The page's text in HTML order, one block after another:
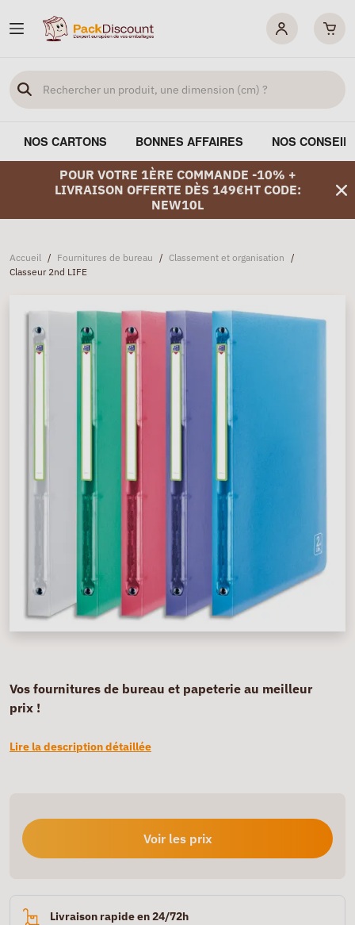
NOS CARTONS BONNES AFFAIRES NOS
POUR VOTRE 1ÈRE COMMANDE -10% +
LIVRAISON OFFERTE DÈS 149€HT CODE:
NEW10L
Accueil / Fournitures de bureau / Classement et organisation /
Classeur 2nd LIFE
Vos fournitures de bureau et papeterie au meilleur
prix !
Lire la description détaillée
Voir les prix
Livraison rapide en 24/72h